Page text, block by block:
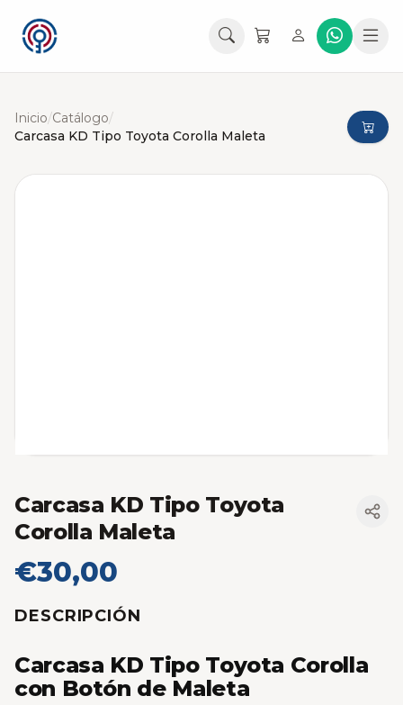
Inicio/Catálogo/
Carcasa KD Tipo Toyota Corolla Maleta
Carcasa KD Tipo Toyota
Corolla Maleta
€30,00
DESCRIPCIÓN
Carcasa KD Tipo Toyota Corolla
con Botón de Maleta